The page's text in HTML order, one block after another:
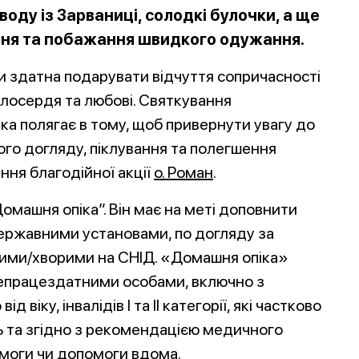
із Зарваниці, солодкі булочки, а ще
та побажання швидкого одужання.
подарувати відчуття сопричасності
та любові. Святкування
полягає в тому, щоб привернути увагу до
догляду, піклування та полегшення
благодійної акції о. Роман.
опіка”. Він має на меті доповнити
установами, по догляду за
хворими на СНІД. «Домашня опіка»
особами, включно з
інвалідів І та ІІ категорії, які частково
та згідно з рекомендацією медичного
чи допомоги вдома.